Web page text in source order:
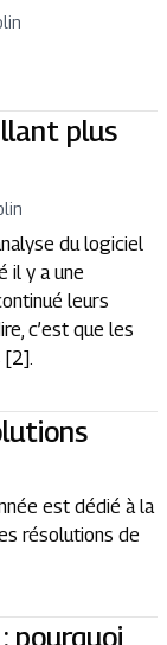
plus
du logiciel
il y a une
leurs
c’est que les
[2].
est dédié à la
résolutions de
pourquoi